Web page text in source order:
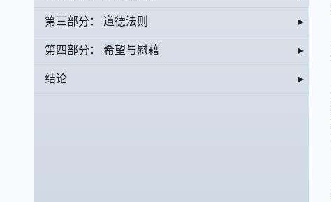
第三部分： 道德法则 ▸
第四部分： 希望与慰藉 ▸
结论 ▸